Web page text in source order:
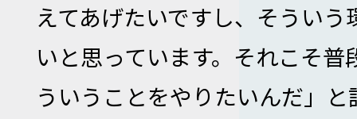
えてあげたいですし、そうい
いと思っています。それこそ
ういうことをやりたいんだ」